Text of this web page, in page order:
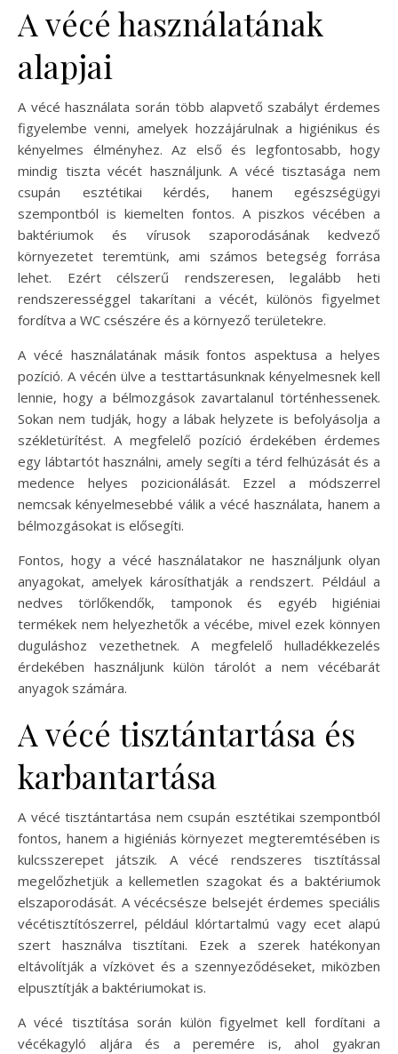
A vécé használatának
alapjai
A vécé használata során több alapvető szabályt érdemes
figyelembe venni, amelyek hozzájárulnak a higiénikus és
kényelmes élményhez. Az első és legfontosabb, hogy
mindig tiszta vécét használjunk. A vécé tisztasága nem
csupán esztétikai kérdés, hanem egészségügyi
szempontból is kiemelten fontos. A piszkos vécében a
baktériumok és vírusok szaporodásának kedvező
környezetet teremtünk, ami számos betegség forrása
lehet. Ezért célszerű rendszeresen, legalább heti
rendszerességgel takarítani a vécét, különös figyelmet
fordítva a WC csészére és a környező területekre.
A vécé használatának másik fontos aspektusa a helyes
pozíció. A vécén ülve a testtartásunknak kényelmesnek kell
lennie, hogy a bélmozgások zavartalanul történhessenek.
Sokan nem tudják, hogy a lábak helyzete is befolyásolja a
székletürítést. A megfelelő pozíció érdekében érdemes
egy lábtartót használni, amely segíti a térd felhúzását és a
medence helyes pozicionálását. Ezzel a módszerrel
nemcsak kényelmesebbé válik a vécé használata, hanem a
bélmozgásokat is elősegíti.
Fontos, hogy a vécé használatakor ne használjunk olyan
anyagokat, amelyek károsíthatják a rendszert. Például a
nedves törlőkendők, tamponok és egyéb higiéniai
termékek nem helyezhetők a vécébe, mivel ezek könnyen
duguláshoz vezethetnek. A megfelelő hulladékkezelés
érdekében használjunk külön tárolót a nem vécébarát
anyagok számára.
A vécé tisztántartása és
karbantartása
A vécé tisztántartása nem csupán esztétikai szempontból
fontos, hanem a higiéniás környezet megteremtésében is
kulcsszerepet játszik. A vécé rendszeres tisztítással
megelőzhetjük a kellemetlen szagokat és a baktériumok
elszaporodását. A vécécsésze belsejét érdemes speciális
vécétisztítószerrel, például klórtartalmú vagy ecet alapú
szert használva tisztítani. Ezek a szerek hatékonyan
eltávolítják a vízkövet és a szennyeződéseket, miközben
elpusztítják a baktériumokat is.
A vécé tisztítása során külön figyelmet kell fordítani a
vécékagyló aljára és a peremére is, ahol gyakran